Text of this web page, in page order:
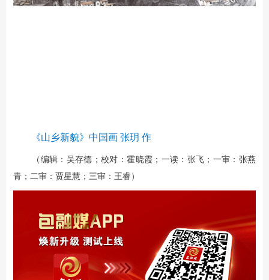
《山乡新貌》中国画 张玥 作
（编辑：吴存德；校对：霍晓霞；一读：张飞；一审：张燕
青；二审：贾星慧；三审：王睿）